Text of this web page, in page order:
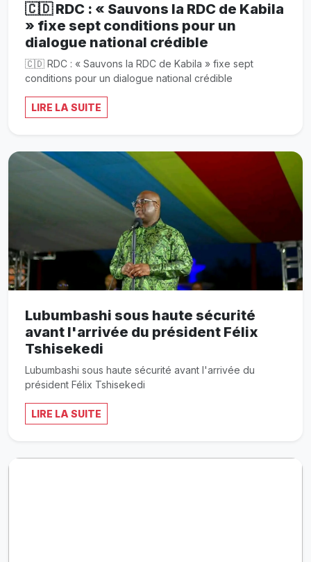
🇨🇩 RDC : « Sauvons la RDC de Kabila
» fixe sept conditions pour un
dialogue national crédible
🇨🇩 RDC : « Sauvons la RDC de Kabila » fixe sept
conditions pour un dialogue national crédible
LIRE LA SUITE
Lubumbashi sous haute sécurité
avant l'arrivée du président Félix
Tshisekedi
Lubumbashi sous haute sécurité avant l'arrivée du
président Félix Tshisekedi
LIRE LA SUITE